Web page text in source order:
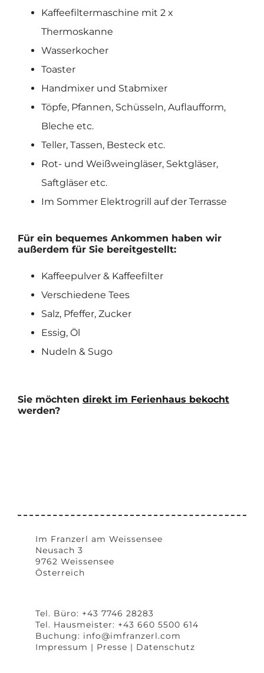
Kaffeefiltermaschine mit 2 x
Thermoskanne
Wasserkocher
Toaster
Handmixer und Stabmixer
Töpfe, Pfannen, Schüsseln, Auflaufform,
Bleche etc.
Teller, Tassen, Besteck etc.
Rot- und Weißweingläser, Sektgläser,
Saftgläser etc.
Im Sommer Elektrogrill auf der Terrasse
Für ein bequemes Ankommen haben wir
außerdem für Sie bereitgestellt:
Kaffeepulver & Kaffeefilter
Verschiedene Tees
Salz, Pfeffer, Zucker
Essig, Öl
Nudeln & Sugo
Sie möchten direkt im Ferienhaus bekocht
werden?
Im Franzerl am Weissensee
Neusach 3
9762 Weissensee
Österreich
Tel. Büro: +43 7746 28283
Tel. Hausmeister: +43 660 5500 614
Buchung: info@imfranzerl.com
Impressum | Presse | Datenschutz